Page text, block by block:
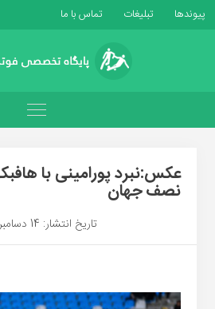
پیوندها تبلیغات تماس با ما
عکس:نبرد پورامینی با
نصف جهان
تاریخ انتشار: 14 دسامبر 2019